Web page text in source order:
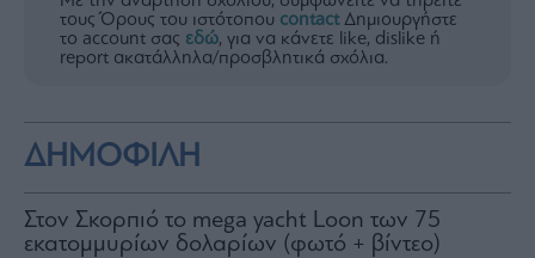
τους Όρους του ιστότοπου contactΔημιουργήστε
το account σας εδώ, για να κάνετε like, dislike ή
report ακατάλληλα/προσβλητικά σχόλια.
ΔΗΜΟΦΙΛΗ
Στον Σκορπιό το mega yacht Loon των 75
εκατομμυρίων δολαρίων (φωτό + βίντεο)